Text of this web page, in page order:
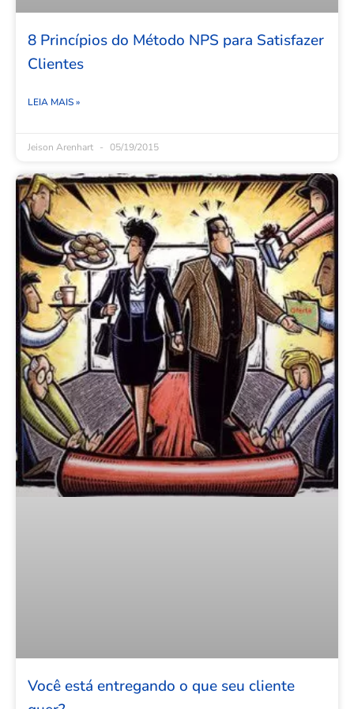
8 Princípios do Método NPS para Satisfazer
Clientes
LEIA MAIS »
Jeison Arenhart 05/19/2015
Você está entregando o que seu cliente